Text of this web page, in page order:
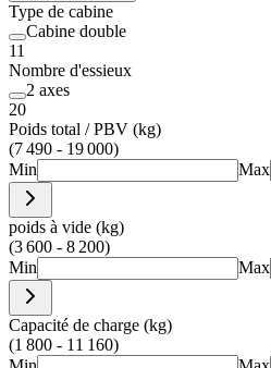
Type de cabine
Cabine double
11
Nombre d'essieux
2 axes
20
Poids total / PBV (kg)
(7 490 - 19 000)
Min
Max
poids à vide (kg)
(3 600 - 8 200)
Min
Max
Capacité de charge (kg)
(1 800 - 11 160)